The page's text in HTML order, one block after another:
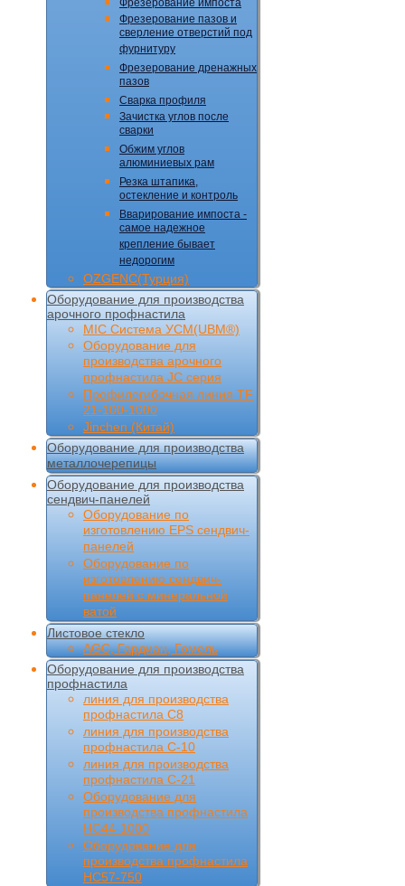
Фрезерование пазов и
сверление отверстий под
фурнитуру
Фрезерование дренажных
пазов
Сварка профиля
Зачистка углов после
сварки
Обжим углов
алюминиевых рам
Резка штапика,
остекление и контроль
Вварирование импоста -
самое надежное
крепление бывает
недорогим
OZGENC(Турция)
Оборудование для производства
арочного профнастила
MIC Cистема УCM(UBM®)
Оборудование для
производства арочного
профнастила JC серия
Профилегибочная линия TF
21-100-1000
Jinchen (Китай)
Оборудование для производства
металлочерепицы
Оборудование для производства
сендвич-панелей
Оборудование по
изготовлению EPS сендвич-
панелей
Оборудование по
изготовлению сендвич-
панелей с минеральной
ватой
Листовое стекло
AGC, Гардиан, Гомель
Оборудование для производства
профнастила
линия для производства
профнастила С8
линия для производства
профнастила С-10
линия для производства
профнастила С-21
Оборудование для
производства профнастила
НС44-1000
Оборудование для
производства профнастила
НС57-750